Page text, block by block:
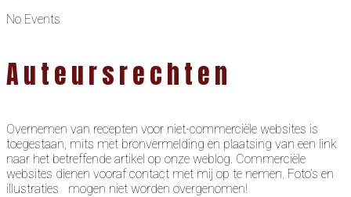
No Events
Auteursrechten
Overnemen van recepten voor niet-commerciële websites is
toegestaan, mits met bronvermelding en plaatsing van een link
naar het betreffende artikel op onze weblog. Commerciële
websites dienen vooraf contact met mij op te nemen. Foto’s en
illustraties mogen niet worden overgenomen!